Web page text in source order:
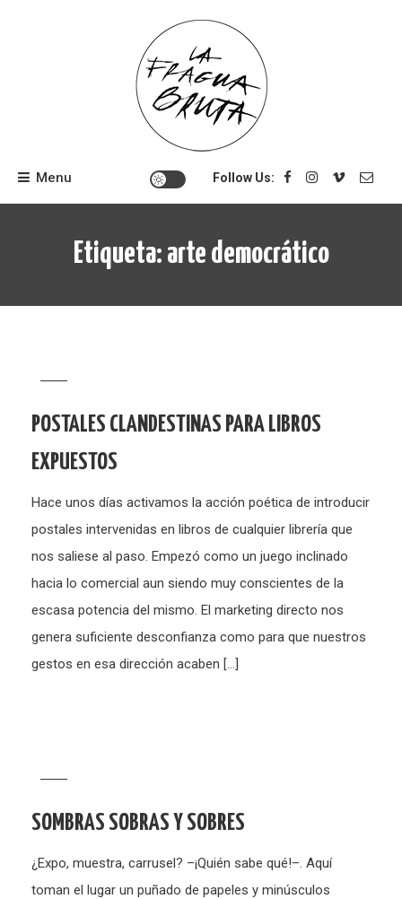
Menu Follow Us:
Etiqueta: arte democrático
POSTALES CLANDESTINAS PARA LIBROS
EXPUESTOS
Hace unos días activamos la acción poética de introducir
postales intervenidas en libros de cualquier librería que
nos saliese al paso. Empezó como un juego inclinado
hacia lo comercial aun siendo muy conscientes de la
escasa potencia del mismo. El marketing directo nos
genera suficiente desconfianza como para que nuestros
gestos en esa dirección acaben […]
SOMBRAS SOBRAS Y SOBRES
¿Expo, muestra, carrusel? –¡Quién sabe qué!–. Aquí
toman el lugar un puñado de papeles y minúsculos